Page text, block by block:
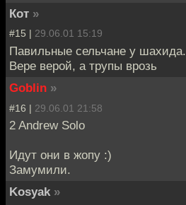
Кот »
#15 | 29.06.01 15:19
Павильные сельчане у шахида.
Вере верой, а трупы врозь
Goblin »
#16 | 29.06.01 21:58
2 Andrew Solo
Идут они в жопу :)
Замумили.
Kosyak »